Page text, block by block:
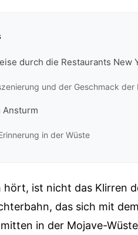
durch die Restaurants New
und der Geschmack der
Ansturm
in der Wüste
hört, ist nicht das Klirren
das sich mit
in der Mojave-